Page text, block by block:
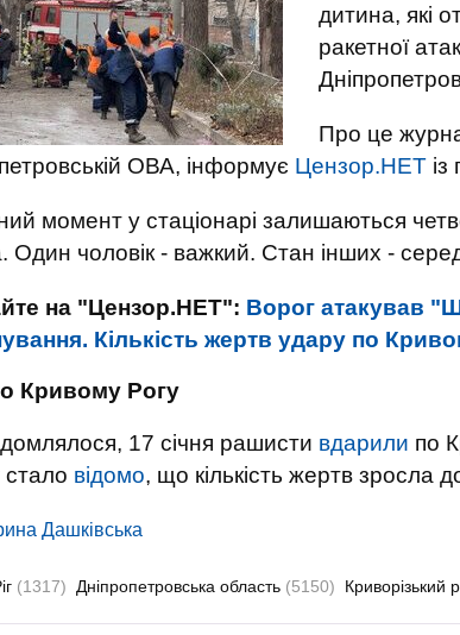
дитина, які
ракетної
Про це
ОВА, інформує Цензор.НЕТ
момент у стаціонарі залишаються
Один чоловік - важкий. Стан інших -
на "Цензор.НЕТ": Ворог атакував
Кількість жертв удару по
Кривому Рогу
17 січня рашисти вдарили по
стало відомо, що кількість жертв зросла
Дашківська
(1317) Дніпропетровська область (5150) Криворізький